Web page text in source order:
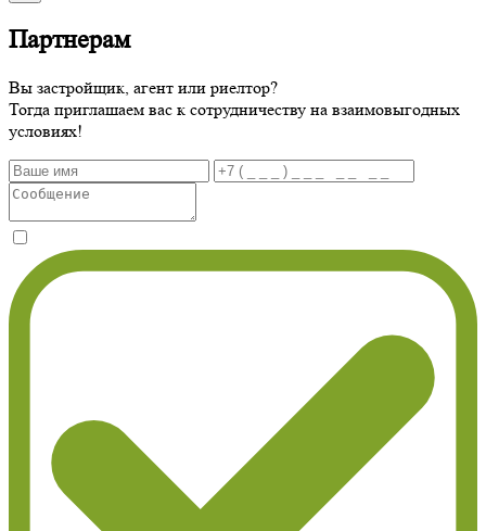
Партнерам
Вы застройщик, агент или риелтор?
Тогда приглашаем вас к сотрудничеству на взаимовыгодных
условиях!